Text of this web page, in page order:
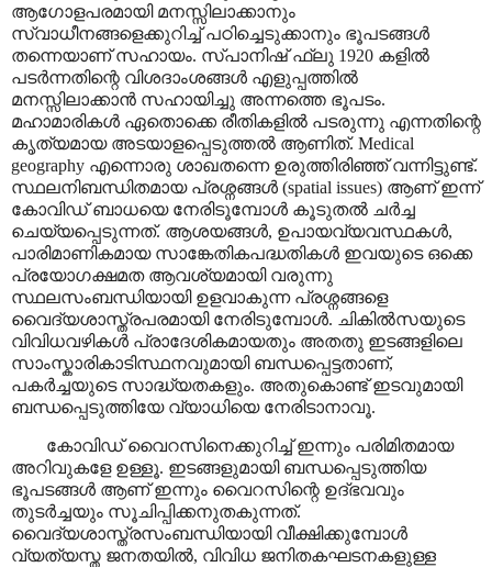
ആഗോളപരമായി മനസ്സിലാക്കാനും
സ്വാധീനങ്ങളെക്കുറിച്ച് പഠിച്ചെടുക്കാനും ഭൂപടങ്ങൾ
തന്നെയാണ് സഹായം. സ്പാനിഷ് ഫ്ലു 1920 കളിൽ
പടർന്നതിന്റെ വിശദാംശങ്ങൾ എളുപ്പത്തിൽ
മനസ്സിലാക്കാൻ സഹായിച്ചു അന്നത്തെ ഭൂപടം.
മഹാമാരികൾ ഏതൊക്കെ രീതികളിൽ പടരുന്നു എന്നതിന്റെ
കൃത്യമായ അടയാളപ്പെടുത്തൽ ആണിത്. Medical
geography എന്നൊരു ശാഖതന്നെ ഉരുത്തിരിഞ്ഞ് വന്നിട്ടുണ്ട്.
സ്ഥലനിബന്ധിതമായ പ്രശ്നങ്ങൾ (spatial issues) ആണ് ഇന്ന്
കോവിഡ് ബാധയെ നേരിടൂമ്പോൾ കൂടുതൽ ചർച്ച
ചെയ്യപ്പെടുന്നത്. ആശയങ്ങൾ, ഉപായവ്യവസ്ഥകൾ,
പാരിമാണികമായ സാങ്കേതികപദ്ധതികൾ ഇവയുടെ ഒക്കെ
പ്രയോഗക്ഷമത ആവശ്യമായി വരുന്നു
സ്ഥലസംബന്ധിയായി ഉളവാകുന്ന പ്രശ്നങ്ങളെ
വൈദ്യശാസ്ത്രപരമായി നേരിടുമ്പോൾ. ചികിൽസയുടെ
വിവിധവഴികൾ പ്രാദേശികമായതും അതതു ഇടങ്ങളിലെ
സാംസ്കാരികാടിസ്ഥനവുമായി ബന്ധപ്പെട്ടതാണ്,
പകർച്ചയുടെ സാദ്ധ്യതകളും. അതുകൊണ്ട് ഇടവുമായി
ബന്ധപ്പെടുത്തിയേ വ്യാധിയെ നേരിടാനാവൂ.
കോവിഡ് വൈറസിനെക്കുറിച്ച് ഇന്നും പരിമിതമായ
അറിവുകളേ ഉള്ളൂ. ഇടങ്ങളുമായി ബന്ധപ്പെടുത്തിയ
ഭൂപടങ്ങൾ ആണ് ഇന്നും വൈറസിന്റെ ഉദ്ഭവവും
തുടർച്ചയും സൂചിപ്പിക്കനുതകുന്നത്.
വൈദ്യശാസ്ത്രസംബന്ധിയായി വീക്ഷിക്കുമ്പോൾ
വ്യത്യസ്ത ജനതയിൽ, വിവിധ ജനിതകഘടനകളുള്ള